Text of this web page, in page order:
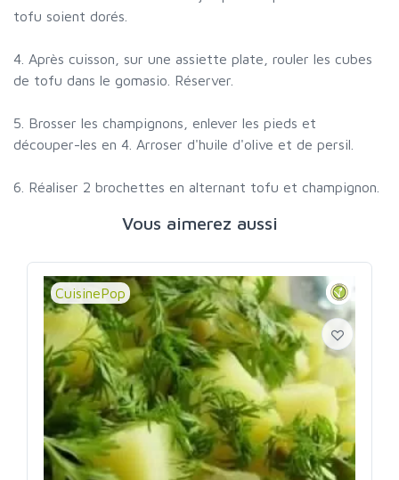
tofu soient dorés.
4. Après cuisson, sur une assiette plate, rouler les cubes
de tofu dans le gomasio. Réserver.
5. Brosser les champignons, enlever les pieds et
découper-les en 4. Arroser d'huile d'olive et de persil.
6. Réaliser 2 brochettes en alternant tofu et champignon.
Vous aimerez aussi
CuisinePop